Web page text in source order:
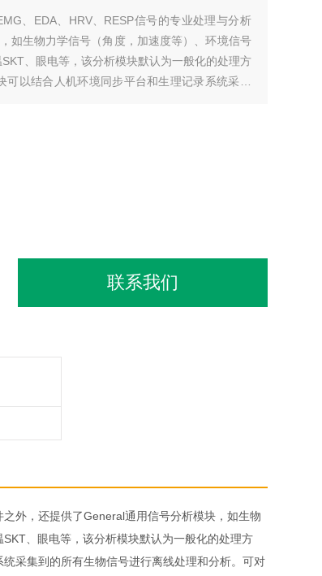
、EDA、HRV、RESP信号的专业处理与分析
如生物力学信号（角度，加速度等）、环境信号
、眼电等，该分析模块默认为一般化的处理方
以结合人机环境同步平台和生理记录系统采集
联系我们
外，还提供了General通用信号分析模块，如生物
、眼电等，该分析模块默认为一般化的处理方
采集到的所有生物信号进行离线处理和分析。可对